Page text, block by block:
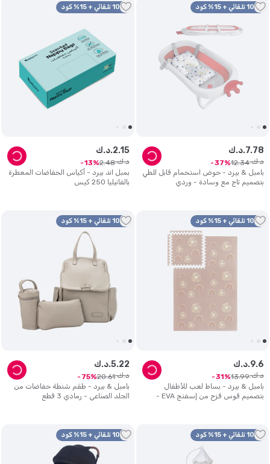
10% تلقائي + 15% كود
بامبل & بيرد - حوض استحمام قابل للطي
بتصميم تاج مع وسادة - وردي
د.ك.7.78
د.ك. 12.34
37
10% تلقائي + 15% كود
بمبل اند بيرد - أكياس الحفاضات المعطرة
بالفانيليا 250 كيس
د.ك.2.15
د.ك. 2.48
13
10% تلقائي + 15% كود
بامبل & بيرد - بساط لعب للأطفال
بتصميم قوس قزح من إسفنج EVA -
د.ك.9.6
د.ك. 13.99
31
10% تلقائي + 15% كود
بامبل & بيرد - طقم شنطة حفاضات من
الجلد الصناعي - رمادي 3 قطع
د.ك.5.22
د.ك. 20.61
75
10% تلقائي + 15% كود 10% تلقائي + 15% كود